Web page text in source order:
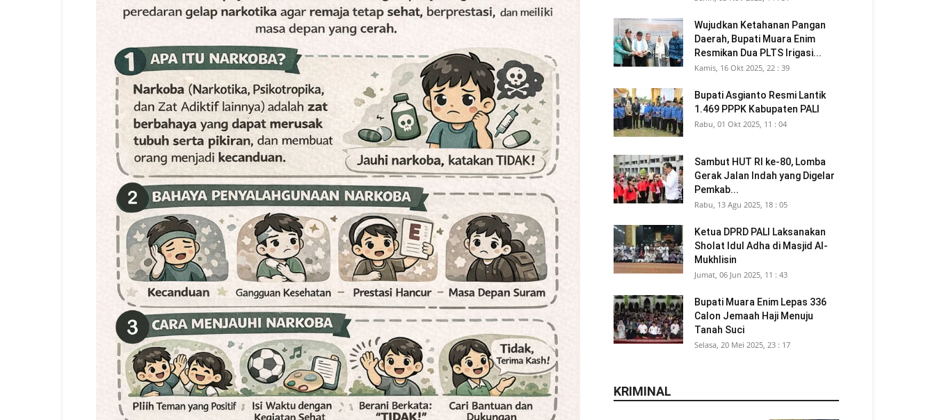
Wujudkan Ketahanan Pangan
Daerah, Bupati Muara Enim
Resmikan Dua PLTS Irigasi...
Kamis, 16 Okt 2025, 22 : 39
Bupati Asgianto Resmi Lantik
1.469 PPPK Kabupaten PALI
Rabu, 01 Okt 2025, 11 : 04
Sambut HUT RI ke-80, Lomba
Gerak Jalan Indah yang Digelar
Pemkab...
Rabu, 13 Agu 2025, 18 : 05
Ketua DPRD PALI Laksanakan
Sholat Idul Adha di Masjid Al-
Mukhlisin
Jumat, 06 Jun 2025, 11 : 43
Bupati Muara Enim Lepas 336
Calon Jemaah Haji Menuju
Tanah Suci
Selasa, 20 Mei 2025, 23 : 17
KRIMINAL